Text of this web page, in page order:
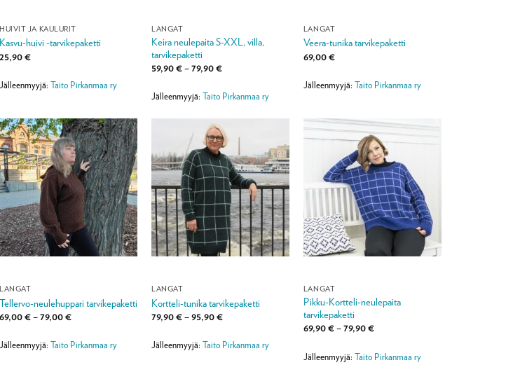
HUIVIT JA KAULURIT
Kasvu-huivi -tarvikepaketti
25,90€
Jälleenmyyjä:Taito Pirkanmaa ry
LANGAT
Keira neulepaita S-XXL, villa,
tarvikepaketti
59,90€–79,90€Hintaluokka:
79,90 €
Jälleenmyyjä:Taito Pirkanmaa ry
LANGAT
Veera-tunika tarvikepaketti
69,00€
Jälleenmyyjä: Taito Pirkanmaa ry
LANGAT
Tellervo-neulehuppari tarvikepaketti
69,00€–79,00€Hintaluokka:
79,00 €
Jälleenmyyjä:Taito Pirkanmaa ry
LANGAT
Kortteli-tunika tarvikepaketti
79,90€–95,90€Hintaluokka:
95,90 €
Jälleenmyyjä:Taito Pirkanmaa ry
LANGAT
Pikku-Kortteli-neulepaita
tarvikepaketti
69,90€–79,90€Hintaluokka:
79,90 €
Jälleenmyyjä: Taito Pirkanmaa ry